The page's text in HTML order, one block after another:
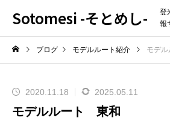
Sotomesi -そとめし-
登
報
ブログ モデルルート紹介 モデ
2020.11.18 2025.05.11
モデルルート 東和